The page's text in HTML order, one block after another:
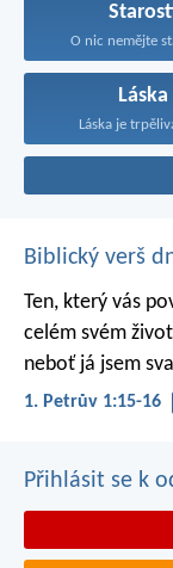
O nic nemějte
Láska
Láska je
Biblický verš
Ten, který vás
celém svém
neboť já jsem
1. Petrův 1:15-16
Přihlásit se k